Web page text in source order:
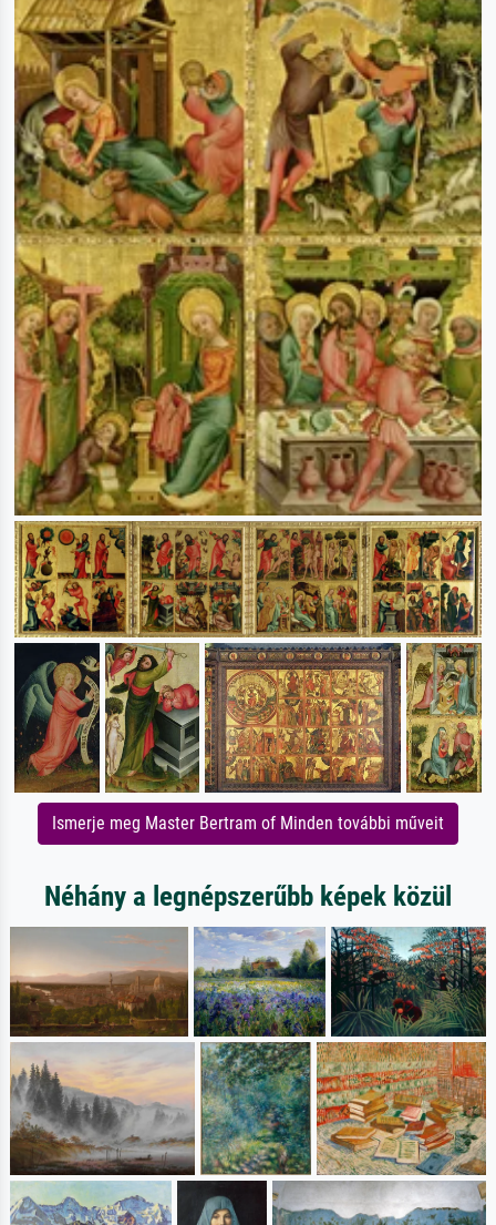
Ismerje meg Master Bertram of Minden további műveit
Néhány a legnépszerűbb képek közül